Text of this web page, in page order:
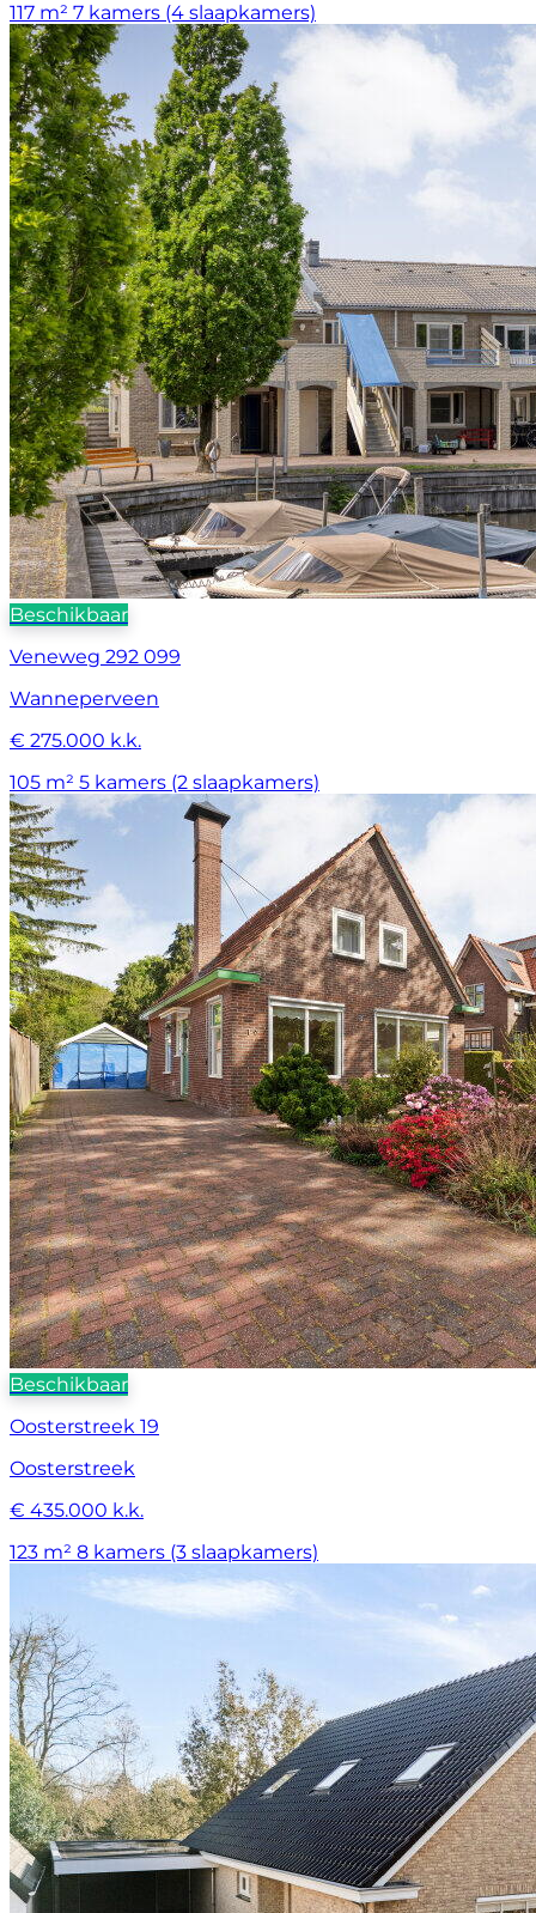
117 m² 7 kamers (4 slaapkamers)
Beschikbaar
Veneweg 292 099
Wanneperveen
€ 275.000 k.k.
105 m² 5 kamers (2 slaapkamers)
Beschikbaar
Oosterstreek 19
Oosterstreek
€ 435.000 k.k.
123 m² 8 kamers (3 slaapkamers)